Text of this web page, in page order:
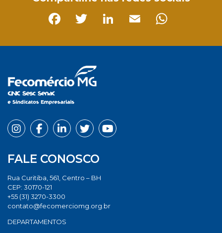
FALE CONOSCO
Rua Curitiba, 561, Centro – BH
CEP: 30170-121
+55 (31) 3270-3300
contato@fecomerciomg.org.br
DEPARTAMENTOS